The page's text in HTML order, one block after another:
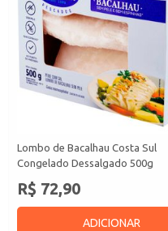
Lombo de Bacalhau Costa Sul
Congelado Dessalgado 500g
R$ 72,90
ADICIONAR